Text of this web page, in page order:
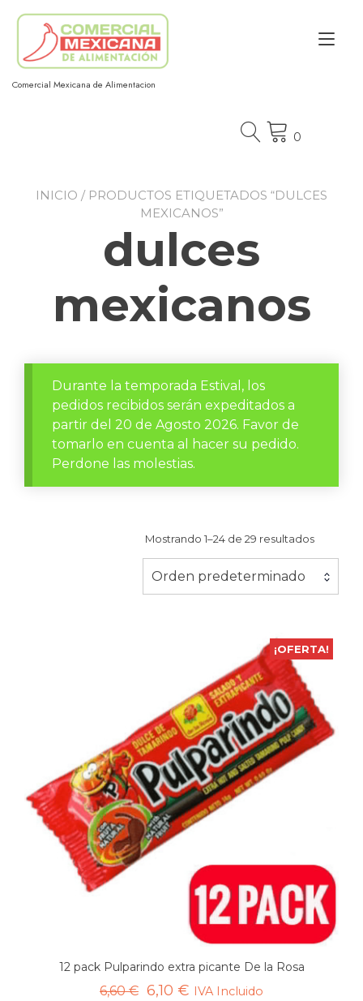
contenido
Comercial Mexicana de Alimentacion
0
INICIO / PRODUCTOS ETIQUETADOS “DULCES
MEXICANOS”
dulces
mexicanos
Durante la temporada Estival, los
pedidos recibidos serán expeditados a
partir del 20 de Agosto 2026. Favor de
tomarlo en cuenta al hacer su pedido.
Perdone las molestias.
Mostrando 1–24 de 29 resultados
Orden predeterminado
¡OFERTA!
12 pack Pulparindo extra picante De la Rosa
6,60€ El
6,10 € El
IVA Incluido